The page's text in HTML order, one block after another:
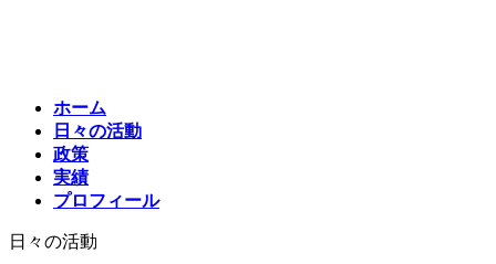
ホーム
日々の活動
政策
実績
プロフィール
日々の活動